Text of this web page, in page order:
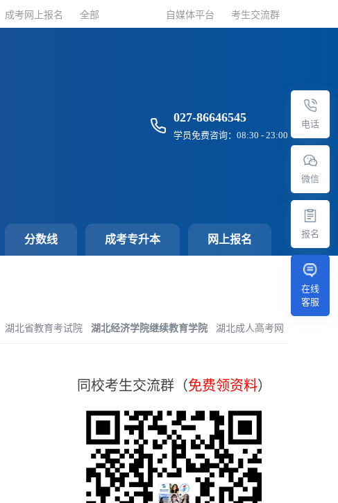
成考网上报名 全部 自媒体平台 考生交流群
027-86646545
学员免费咨询：08:30 - 23:00
分数线 成考专升本 网上报名
电话
微信
报名
在线
客服
湖北省教育考试院 湖北经济学院继续教育学院 湖北成人高考网
同校考生交流群（免费领资料）
成考网上报名 全部 自媒体平台 考生交流群